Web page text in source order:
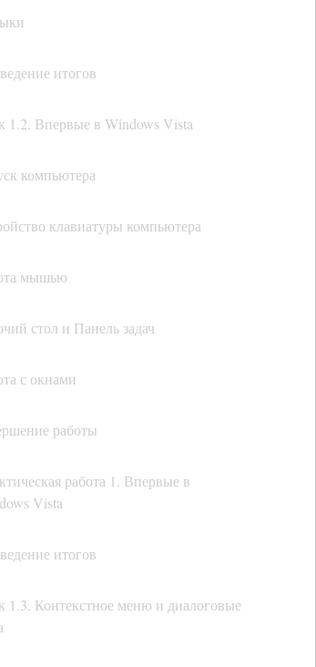
итогов
1.2. Впервые в Windows Vista
компьютера
клавиатуры компьютера
мышью
стол и Панель задач
с окнами
работы
работа 1. Впервые в
Vista
итогов
1.3. Контекстное меню и диалоговые